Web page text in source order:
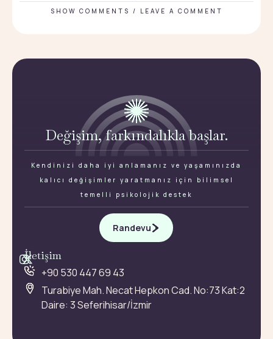
SHOW COMMENTS / LEAVE A COMMENT
Değişim, farkındalıkla başlar.
Kendinizi daha iyi anlamanız ve yaşamınızda
kalıcı değişimler yaratmanız için bilimsel
temelli psikolojik destek
Randevu
İletişim
+90 530 447 69 43
Turabiye Mah. Necat Hepkon Cad. No:73 Kat:2
Daire: 3 Seferihisar/İzmir